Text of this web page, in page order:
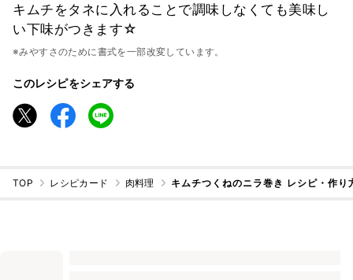
キムチをタネに入れることで調味しなくても美味し
い下味がつきます☆
※みやすさのために書式を一部改変しています。
このレシピをシェアする
TOP レシピカード 肉料理 キムチつくねのニラ巻き レシピ・作り